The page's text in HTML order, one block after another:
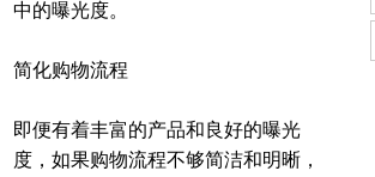
中的曝光度。
简化购物流程
即便有着丰富的产品和良好的曝光
度，如果购物流程不够简洁和明晰，